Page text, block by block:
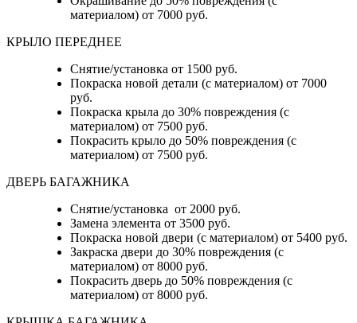
материалом) от 7000 руб.
КРЫЛО ПЕРЕДНЕЕ
Снятие/установка от 1500 руб.
Покраска новой детали (с материалом) от 7000
руб.
Покраска крыла до 30% повреждения (с
материалом) от 7500 руб.
Покрасить крыло до 50% повреждения (с
материалом) от 7500 руб.
ДВЕРЬ БАГАЖНИКА
Снятие/установка от 2000 руб.
Замена элемента от 3500 руб.
Покраска новой двери (с материалом) от 5400 руб.
Закраска двери до 30% повреждения (с
материалом) от 8000 руб.
Покрасить дверь до 50% повреждения (с
материалом) от 8000 руб.